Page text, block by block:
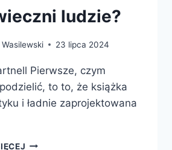
ludzie?
Wasilewski 23 lipca 2024
Pierwsze, czym
to to, że książka
i ładnie zaprojektowana
JEŹDZIEC